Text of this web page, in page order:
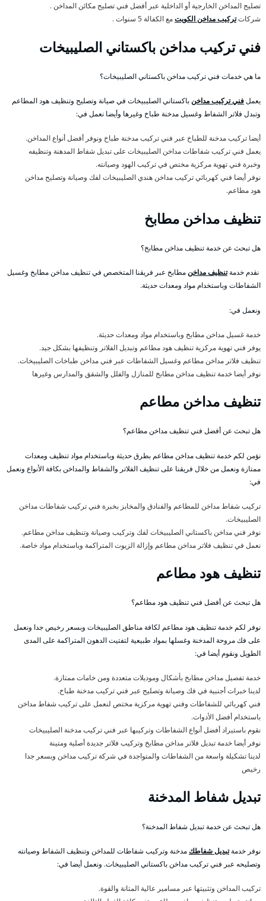
تصليح المداخن الخارجية أو الداخلية عبر أفضل فني تصليح مكائن المداخن .
شركاتتركيب مداخن الكويتمع الكفالة 5 سنوات .
فني تركيب مداخن باكستاني الصليبيخات
ما هي خدمات فني تركيب مداخن باكستاني الصليبيخات؟
يعملفني تركيب مداخنباكستاني الصليبيخات في صيانة وتصليح وتنظيف هود المطاعم
وتبدل فلاتر الشفاط وغسيل مدخنة طباخ وغيرها وأيضا نعمل في:
أيضا تركيب مدخنة للطباخ عبر فني تركيب مدخنة طباخ ونوفر أفضل أنواع المداخن.
يعمل فني تركيب شفاطات مداخن الصليبيخات على تبديل شفاط المدهنة وتنظيفه
وخبرة فني تهوية مركزية مختص في تركيب الهود وصيانته.
نوفر أيضا فني كهربائي تركيب مداخن هندي الصليبيخات لفك وصيانة وتصليح مداخن
هود مطاعم.
تنظيف مداخن مطابخ
هل تبحث عن خدمة تنظيف مداخن مطابخ؟
نقدم خدمةتنظيف مداخنمطابخ عبر فريقنا المتخصص في تنظيف مداخن مطابخ وغسيل
الشفاطات وباستخدام مواد ومعدات حديثة.
ونعمل في:
خدمة غسيل مداخن مطابخ وباستخدام مواد ومعدات حديثة.
يوفر فني تهوية مركزية تنظيف هود مطاعم وتبديل الفلاتر وتنظيفها بشكل جيد.
تنظيف فلاتر مداخن مطاعم وغسيل الشفاطات عبر فني مداخن طباخات الصليبيخات.
نوفر أيضا خدمة تنظيف مداخن مطابخ للمنازل والفلل والشقق والمدارس وغيرها
تنظيف مداخن مطاعم
هل تبحث عن أفضل فني تنظيف مداخن مطاعم؟
نؤمن لكم خدمة تنظيف مداخن مطاعم بطرق حديثة وباستخدام مواد تنظيف ومعدات
ممتازة ونعمل من خلال فريقنا على تنظيف الفلاتر والشفاط والمداخن بكافة الأنواع ونعمل
في:
تركيب شفاط مداخن للمطاعم والفنادق والمخابز بخبرة فني تركيب شفاطات مداخن
الصليبيخات.
نوفر فني مداخن باكستاني الصليبيخات لفك وتركيب وصيانة وتنظيف مداخن مطاعم.
نعمل في تنظيف فلاتر مداخن مطاعم وإزالة الزيوت المتراكمة وباستخدام مواد خاصة.
تنظيف هود مطاعم
هل تبحث عن أفضل فني تنظيف هود مطاعم؟
نوفر لكم خدمة تنظيف هود مطاعم لكافة مناطق الصليبيخات وبسعر رخيص جدا ونعمل
على فك مروحة المدخنة وغسلها بمواد طبيعية لتفتيت الدهون المتراكمة على المدى
الطويل ونقوم أيضا في:
خدمة تفصيل مداخن مطابخ بأشكال وموديلات متعددة ومن خامات ممتازة.
لدينا خبرات أجنبية في فك وصيانة وتصليح عبر فني تركيب مدخنة طباخ.
فني كهربائي للشفاطات وفني تهوية مركزية مختص لنعمل على تركيب شفاط مداخن
باستخدام أفضل الأدوات.
نقوم باستيراد أفضل أنواع الشفاطات وتركيبها عبر فني تركيب مدخنة الصليبيخات
نوفر أيضا خدمة تبديل فلاتر مداخن مطابخ وتركيب فلاتر جديدة أصلية ومتينة
لدينا تشكيلة واسعة من الشفاطات والمتواجدة في شركة تركيب مداخن وبسعر جدا
رخيص
تبديل شفاط المدخنة
هل تبحث عن خدمة تبديل شفاط المدخنة؟
نوفر خدمةتبديل شفاطك مدخنة وتركيب شفاطات للمداخن وتنظيف الشفاط وصيانته
وتصليحه عبر فني تركيب مداخن باكستاني الصليبيخات. ونعمل أيضا في:
تركيب المداخن وتثبيتها عبر مسامير عالية المتانة والقوة.